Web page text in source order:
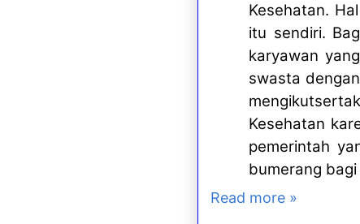
Kesehatan.
itu sendiri.
karyawan
swasta
Kesehatan
pemerintah
bumerang
Read more »